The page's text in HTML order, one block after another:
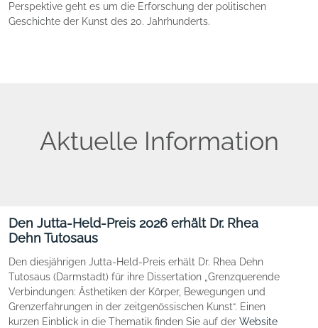
Perspektive geht es um die Erforschung der politischen
Geschichte der Kunst des 20. Jahrhunderts.
Aktuelle Information
Den Jutta-Held-Preis 2026 erhält Dr. Rhea
Dehn Tutosaus
Den diesjährigen Jutta-Held-Preis erhält Dr. Rhea Dehn
Tutosaus (Darmstadt) für ihre Dissertation „Grenzquerende
Verbindungen: Ästhetiken der Körper, Bewegungen und
Grenzerfahrungen in der zeitgenössischen Kunst“. Einen
kurzen Einblick in die Thematik finden Sie auf der Website